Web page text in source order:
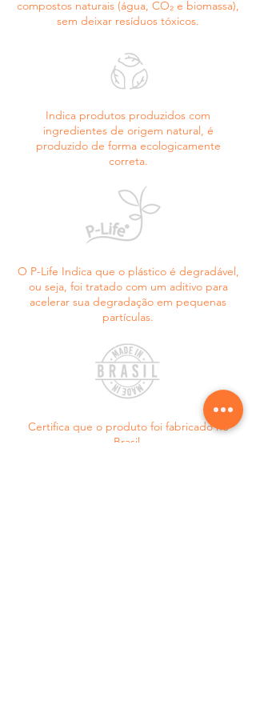
oil/óleo de coco, macadamia ternifolia seed oil/
óleo da semente de macadâmia, prunus
nelumbium speciosum flower oil/óleo da flor de
lótus oriental, rosa canina fruit oil/óleo do fruto
de rosa-mosqueta, linum usitatissimum seed oil/
gardenia florida, matricaria recutita flower oil/
óleo da flor de camomila, coumarin/cumarina.
compostos naturais (água, CO₂ e biomassa),
sem deixar resíduos tóxicos.
Indica produtos produzidos com
ingredientes de origem natural, é
produzido de forma ecologicamente
correta.
O P-Life Indica que o plástico é degradável,
ou seja, foi tratado com um aditivo para
acelerar sua degradação em pequenas
partículas.
Certifica que o produto foi fabricado no
Brasil.